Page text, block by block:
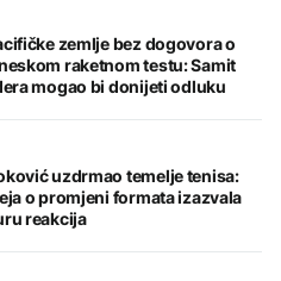
zemlje bez dogovora o
raketnom testu: Samit
mogao bi donijeti odluku
uzdrmao temelje tenisa:
o promjeni formata izazvala
reakcija